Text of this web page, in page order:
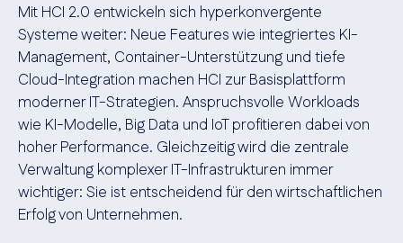
Mit HCI 2.0 entwickeln sich hyperkonvergente
Systeme weiter: Neue Features wie integriertes KI-
Management, Container-Unterstützung und tiefe
Cloud-Integration machen HCI zur Basisplattform
moderner IT-Strategien. Anspruchsvolle Workloads
wie KI-Modelle, Big Data und IoT profitieren dabei von
hoher Performance. Gleichzeitig wird die zentrale
Verwaltung komplexer IT-Infrastrukturen immer
wichtiger: Sie ist entscheidend für den wirtschaftlichen
Erfolg von Unternehmen.